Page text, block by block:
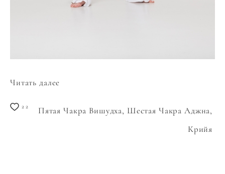
Читать далее
22 Пятая Чакра Вишудха, Шестая Чакра Аджна,
Крийя